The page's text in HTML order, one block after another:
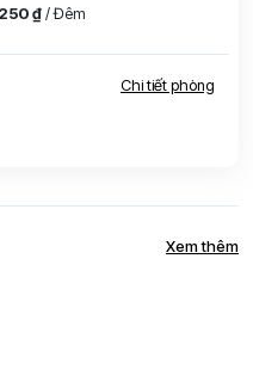
₫ / Đêm
Chi tiết phòng
Xem thêm